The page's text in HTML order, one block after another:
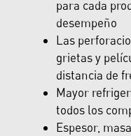
para cada
desempeño
Las
grietas y
distancia de
Mayor
todos los
Espesor,